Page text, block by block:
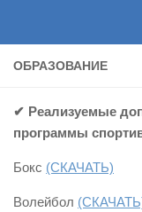
ОБРАЗОВАНИЕ
✔ Реализуемые
программы
Бокс (СКАЧАТЬ)
Волейбол